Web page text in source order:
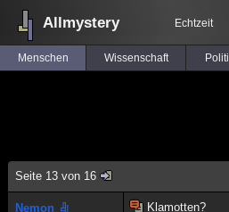
Allmystery Echtzeit
Menschen Wissenschaft
Seite 13 von 16
Nemon Klamotten?